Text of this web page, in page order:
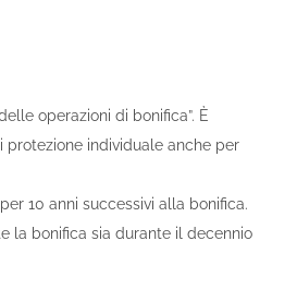
operazioni di bonifica”. È
individuale anche per
10 anni successivi alla bonifica.
la bonifica sia durante il decennio